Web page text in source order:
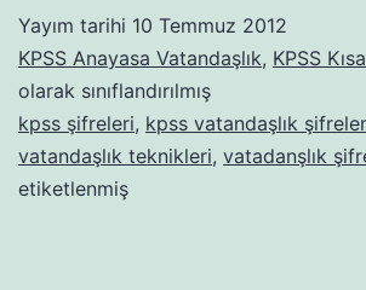
Yayım tarihi 10 Temmuz 2012
KPSS Anayasa Vatandaşlık, KPSS
olarak sınıflandırılmış
kpss şifreleri, kpss vatandaşlık
vatandaşlık teknikleri, vatadanşlık
etiketlenmiş